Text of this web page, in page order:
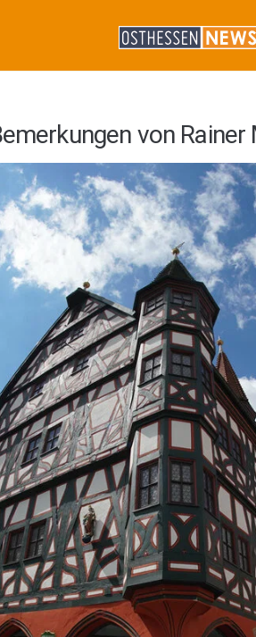
von Rainer